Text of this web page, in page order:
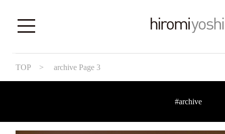
TOP > archive Page 3
#archive